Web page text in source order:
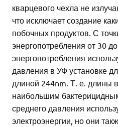
кварцевого чехла не
что исключает создание
побочных продуктов. С
энергопотребления от 30
энергопотребления
давления в УФ установке
длиной 244nm. Т. е. длины
наибольшим
среднего давления
электроэнергии, но они